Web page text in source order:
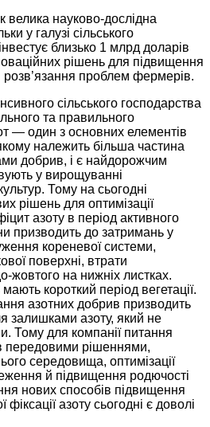
науково-дослідна
у галузі сільського
близько 1 млрд доларів
рішень для підвищення
розв’язання проблем фермерів.
сільського господарства
та правильного
— один з основних елементів
належить більша частина
добрив, і є найдорожчим
у вирощуванні
Тому на сьогодні
рішень для оптимізації
азоту в період активного
призводить до затримань у
кореневої системи,
поверхні, втрати
жовтого на нижніх листках.
короткий період вегетації.
азотних добрив призводить
залишками азоту, який не
Тому для компанії питання
передовими рішеннями,
середовища, оптимізації
й підвищення родючості
нових способів підвищення
фіксації азоту сьогодні є доволі